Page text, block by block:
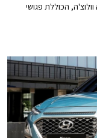
הכוללת פגושי